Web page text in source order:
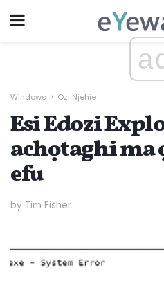
Windows Ozi Njehie
Esi Edozi
achọtaghi ma
efu
by Tim Fisher